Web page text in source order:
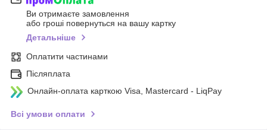
Ви отримаєте замовлення
або гроші повернуться на вашу картку
Детальніше
Оплатити частинами
Післяплата
Онлайн-оплата карткою Visa, Mastercard - LiqPay
Всі умови оплати